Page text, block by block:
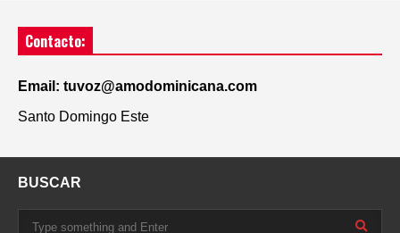
Contacto:
Email: tuvoz@amodominicana.com
Santo Domingo Este
BUSCAR